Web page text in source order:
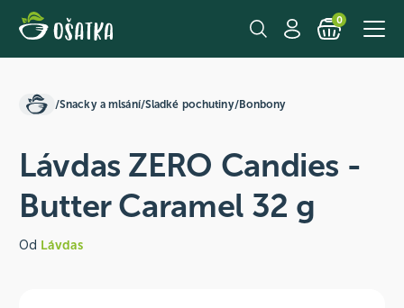
0
/Snacky a mlsání/Sladké pochutiny/Bonbony
Lávdas ZERO Candies -
Butter Caramel 32 g
Od Lávdas